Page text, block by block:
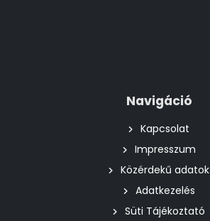
Navigáció
Kapcsolat
Impresszum
Közérdekű adatok
Adatkezelés
Süti Tájékoztató